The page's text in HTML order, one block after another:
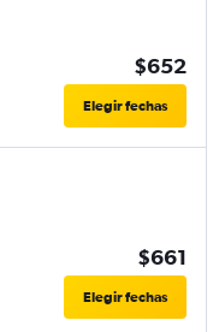
$652
Elegir fechas
$661
Elegir fechas